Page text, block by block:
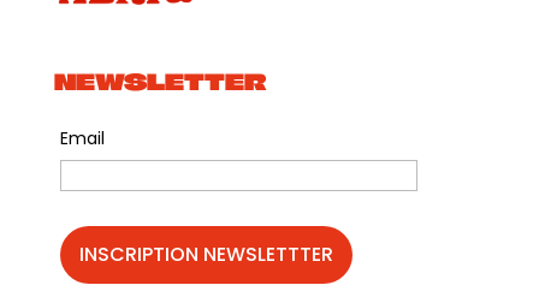
Le resto à tapas
33100 Bordeaux
NEWSLETTER
Email